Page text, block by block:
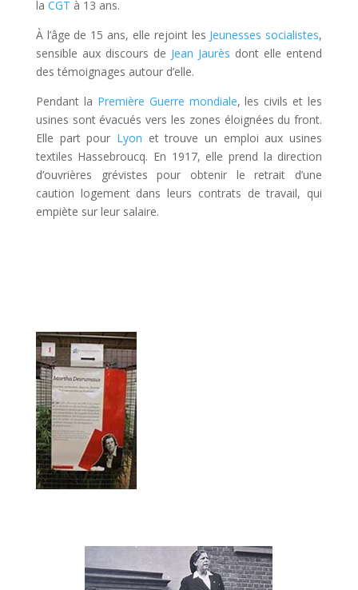
la CGT à 13 ans.
À l’âge de 15 ans, elle rejoint les Jeunesses socialistes,
sensible aux discours de Jean Jaurès dont elle entend
des témoignages autour d’elle.
Pendant la Première Guerre mondiale, les civils et les
usines sont évacués vers les zones éloignées du front.
Elle part pour Lyon et trouve un emploi aux usines
textiles Hassebroucq. En 1917, elle prend la direction
d’ouvrières grévistes pour obtenir le retrait d’une
caution logement dans leurs contrats de travail, qui
empiète sur leur salaire.